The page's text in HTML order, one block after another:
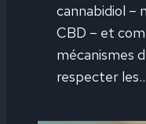
cannabidiol –
CBD – et
mécanismes
respecter